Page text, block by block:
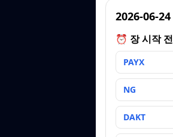
2026-06-24
⏰ 장 시작 전
PAYX
NG
DAKT